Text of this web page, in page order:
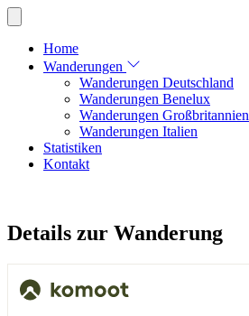
Home
Wanderungen
Wanderungen Deutschland
Wanderungen Benelux
Wanderungen Großbritannien
Wanderungen Italien
Statistiken
Kontakt
Details zur Wanderung